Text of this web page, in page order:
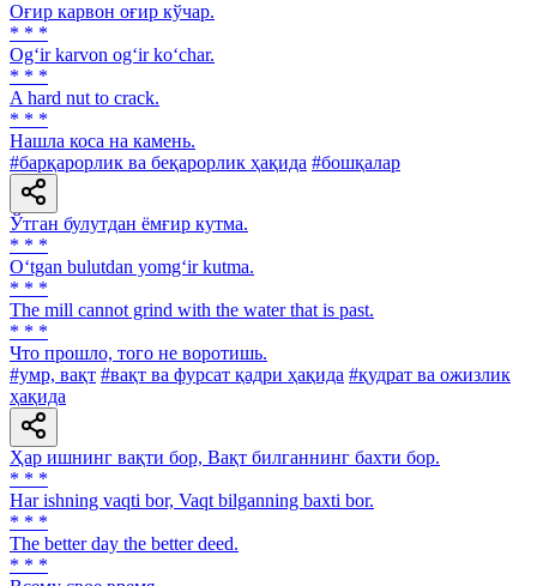
Оғир карвон оғир кўчар.
* * *
Og‘ir karvon og‘ir ko‘char.
* * *
A hard nut to crack.
* * *
Нашла коса на камень.
#барқарорлик ва беқарорлик ҳақида #бошқалар
Ўтган булутдан ёмғир кутма.
* * *
O‘tgan bulutdan yomg‘ir kutma.
* * *
The mill cannot grind with the water that is past.
* * *
Что прошло, того не воротишь.
#умр, вақт #вақт ва фурсат қадри ҳақида #қудрат ва ожизлик
ҳақида
Ҳар ишнинг вақти бор, Вақт билганнинг бахти бор.
* * *
Har ishning vaqti bor, Vaqt bilganning baxti bor.
* * *
The better day the better deed.
* * *